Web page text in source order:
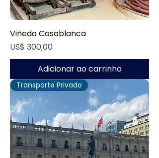
Viñedo Casablanca
Preço
US$ 300,00
Adicionar ao carrinho
Transporte Privado